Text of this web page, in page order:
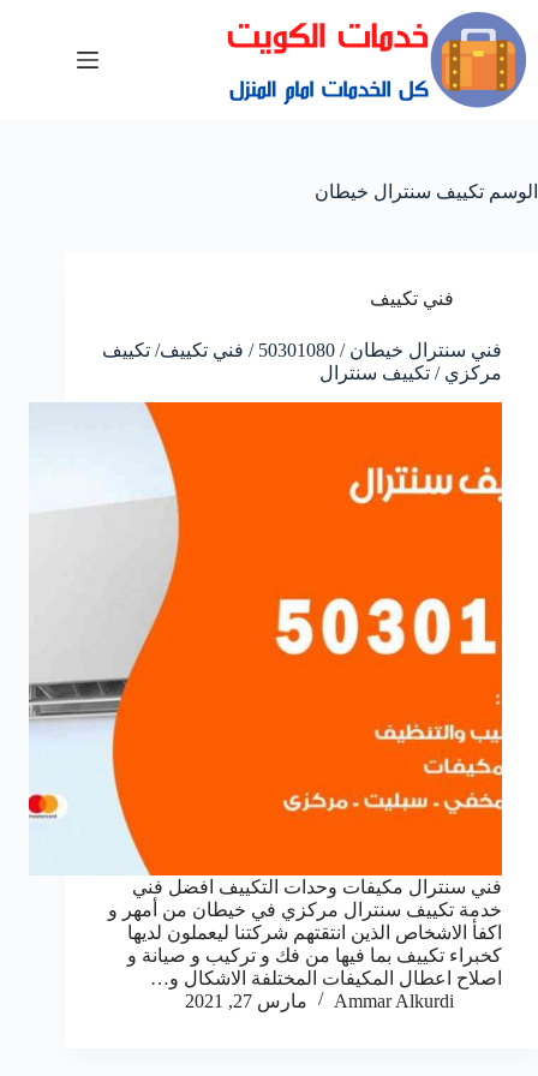
الوسم تكييف سنترال خيطان
فني تكييف
فني سنترال خيطان / 50301080 / فني تكييف/ تكييف
مركزي / تكييف سنترال
فني سنترال مكيفات وحدات التكييف افضل فني
خدمة تكييف سنترال مركزي في خيطان من أمهر و
اكفأ الاشخاص الذين انتقتهم شركتنا ليعملون لديها
كخبراء تكييف بما فيها من فك و تركيب و صيانة و
اصلاح اعطال المكيفات المختلفة الاشكال و…
Ammar Alkurdi
مارس 27, 2021